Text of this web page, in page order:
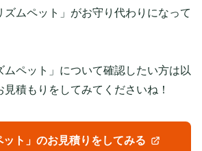
ズムペット」がお守り代わりになって
ムペット」について確認したい方は以
積もりをしてみてくださいね！
ット」のお見積りをしてみる